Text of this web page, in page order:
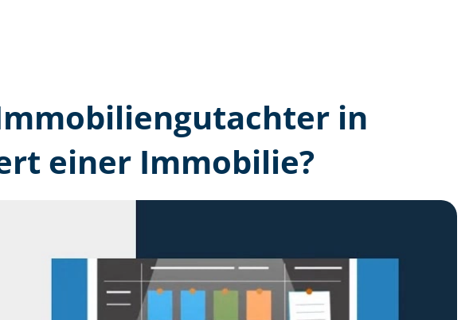
in
einer Immobilie?